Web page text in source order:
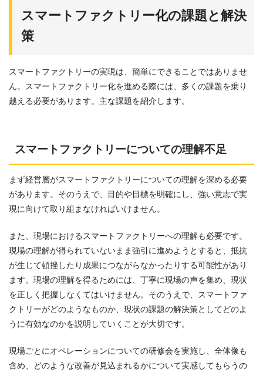
スマートファクトリー化の課題と解決
策
スマートファクトリーの実現は、簡単にできることではありませ
ん。スマートファクトリー化を進める際には、多くの課題を乗り
越える必要があります。主な課題を紹介します。
スマートファクトリーについての理解不足
まず経営層がスマートファクトリーについての理解を深める必要
があります。そのうえで、目的や目標を明確にし、強い意志で実
現に向けて取り組まなければいけません。
また、現場におけるスマートファクトリーへの理解も必要です。
現場の理解が得られていないまま強引に進めようとすると、抵抗
が生じて頓挫したり成果につながらなかったりする可能性があり
ます。現場の理解を得るためには、丁寧に現場の声を集め、現状
を正しく把握しなくてはいけません。そのうえで、スマートファ
クトリーがどのようなものか、現状の課題の解決策としてどのよ
うに有効なのかを説明していくことが大切です。
現場ごとにオペレーションについての研修会を実施し、全体像も
含め、どのような改善が見込まれるかについて実感してもらうの